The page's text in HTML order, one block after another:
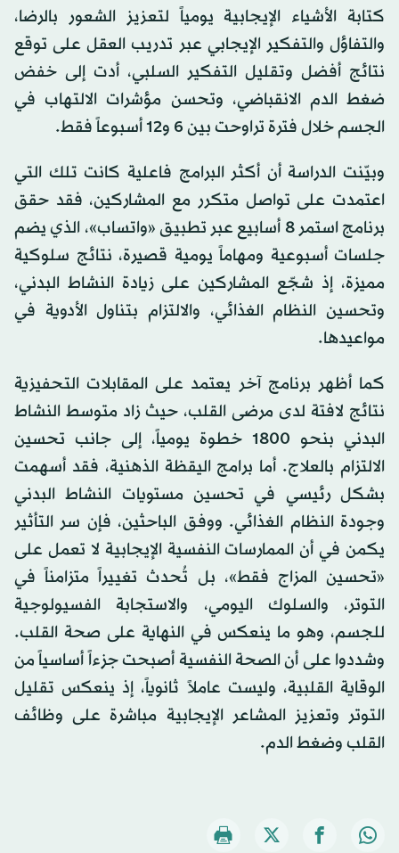
كتابة الأشياء الإيجابية يومياً لتعزيز الشعور بالرضا،
والتفاؤل والتفكير الإيجابي عبر تدريب العقل على توقع
نتائج أفضل وتقليل التفكير السلبي، أدت إلى خفض
ضغط الدم الانقباضي، وتحسن مؤشرات الالتهاب في
الجسم خلال فترة تراوحت بين 6 و12 أسبوعاً فقط.
وبيّنت الدراسة أن أكثر البرامج فاعلية كانت تلك التي
اعتمدت على تواصل متكرر مع المشاركين، فقد حقق
برنامج استمر 8 أسابيع عبر تطبيق «واتساب»، الذي يضم
جلسات أسبوعية ومهاماً يومية قصيرة، نتائج سلوكية
مميزة، إذ شجّع المشاركين على زيادة النشاط البدني،
وتحسين النظام الغذائي، والالتزام بتناول الأدوية في
مواعيدها.
كما أظهر برنامج آخر يعتمد على المقابلات التحفيزية
نتائج لافتة لدى مرضى القلب، حيث زاد متوسط النشاط
البدني بنحو 1800 خطوة يومياً، إلى جانب تحسين
الالتزام بالعلاج. أما برامج اليقظة الذهنية، فقد أسهمت
بشكل رئيسي في تحسين مستويات النشاط البدني
وجودة النظام الغذائي. ووفق الباحثين، فإن سر التأثير
يكمن في أن الممارسات النفسية الإيجابية لا تعمل على
«تحسين المزاج فقط»، بل تُحدث تغييراً متزامناً في
التوتر، والسلوك اليومي، والاستجابة الفسيولوجية
للجسم، وهو ما ينعكس في النهاية على صحة القلب.
وشددوا على أن الصحة النفسية أصبحت جزءاً أساسياً من
الوقاية القلبية، وليست عاملاً ثانوياً، إذ ينعكس تقليل
التوتر وتعزيز المشاعر الإيجابية مباشرة على وظائف
القلب وضغط الدم.